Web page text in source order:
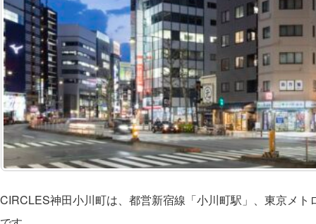
CIRCLES神田小川町は、都営新宿線「小川町駅」、東京メ